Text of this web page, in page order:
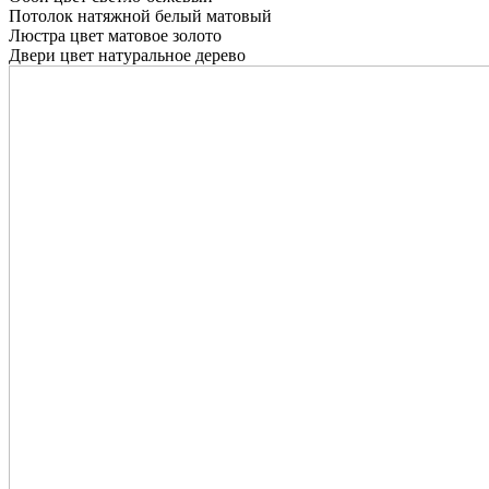
Потолок натяжной белый матовый
Люстра цвет матовое золото
Двери цвет натуральное дерево